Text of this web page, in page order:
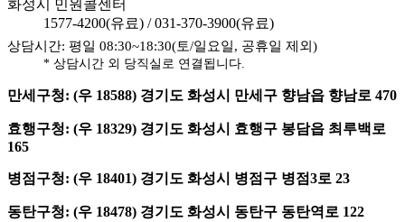
화성시 민원콜센터
1577-4200(유료) /031-370-3900(유료)
상담시간: 평일 08:30~18:30(토/일요일, 공휴일 제외)
* 상담시간 외 당직실로 연결됩니다.
만세구청: (우 18588) 경기도 화성시 만세구 향남읍 향남로 470
효행구청: (우 18329) 경기도 화성시 효행구 봉담읍 최루백로
165
병점구청: (우 18401) 경기도 화성시 병점구 병점3로 23
동탄구청: (우 18478) 경기도 화성시 동탄구 동탄역로 122